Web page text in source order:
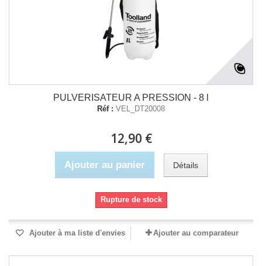
PULVERISATEUR A PRESSION - 8 l
Réf : VEL_DT20008
12,90 €
Ajouter au panier Détails
Rupture de stock
Ajouter à ma liste d'envies Ajouter au comparateur